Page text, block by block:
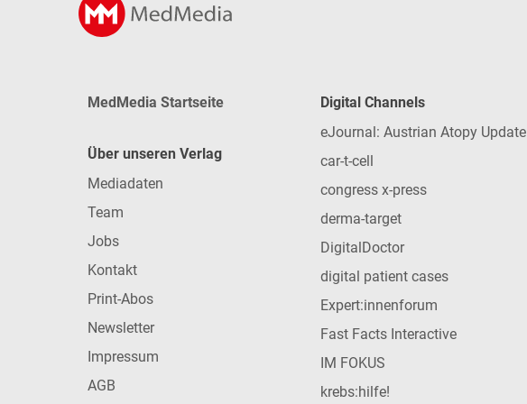
MedMedia Startseite
Über unseren Verlag
Mediadaten
Team
Jobs
Kontakt
Print-Abos
Newsletter
Impressum
AGB
Digital Channels
eJournal: Austrian Atopy Update
car-t-cell
congress x-press
derma-target
DigitalDoctor
digital patient cases
Expert:innenforum
Fast Facts Interactive
IM FOKUS
krebs:hilfe!